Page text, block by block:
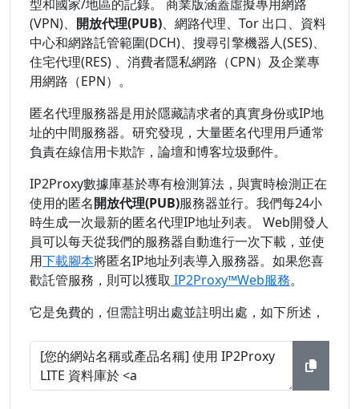
型和國家/地區的記錄。 商業版涵蓋虛擬專用網路
(VPN)、 開放代理(PUB)、網路代理、Tor 出口、資料
中心和網路託管範圍(DCH)、搜尋引擎機器人(SES)、
住宅代理(RES) 、消費者隱私網路（CPN）及企業專
用網路（EPN）。
匿名代理服務器是用於隱藏請求者的真實身份或IP地
址的中間服務器。研究發現，大量匿名代理用戶通常
負責在線信用卡欺詐，論壇和博客垃圾郵件。
IP2Proxy數據庫基於專有檢測算法，與實時檢測正在
使用的匿名開放代理(PUB)服務器並行。我們每24小
時生成一次最新的匿名代理IP地址列表。 Web開發人
員可以每天從我們的服務器自動進行一次下載，並使
用下載腳本將匿名IP地址列表導入服務器。如果您喜
歡託管服務，則可以獲取 IP2Proxy™Web服務。
它是免費的，但需註明出處並註明出處，如下所述，